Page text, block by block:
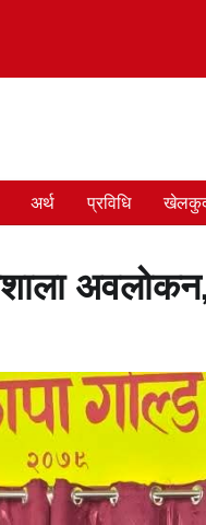
अर्थ प्रविधि